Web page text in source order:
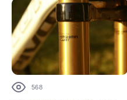
568